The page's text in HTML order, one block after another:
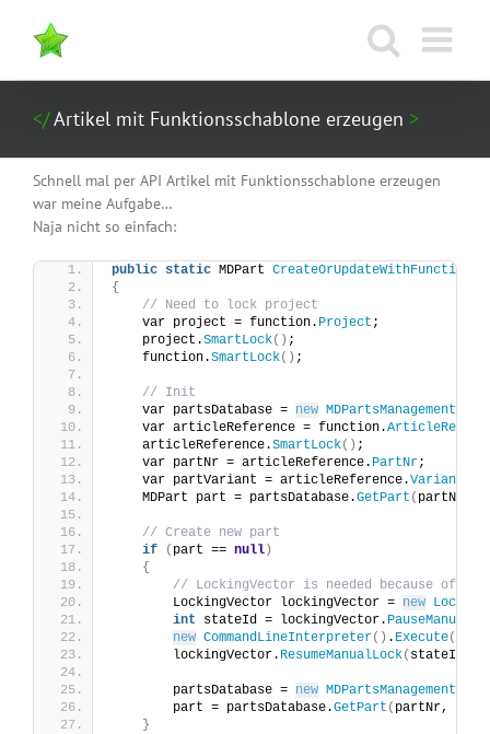
Inhalt
springen
Artikel mit Funktionsschablone erzeugen
Schnell mal per API Artikel mit Funktionsschablone erzeugen
war meine Aufgabe…
Naja nicht so einfach:
public static MDPart
{
// Need to lock project
    var project = function.
Project ;
    project.
SmartLock() ;
    function.
SmartLock() ;
// Init
    var partsDatabase =
new MDPartsManagement
    var articleReference = function.
    articleReference.
SmartLock() ;
    var partNr = articleReference.
PartNr;
    var partVariant = articleReference.
VariantNr
    MDPart part = partsDatabase.
GetPart ( partNr,
// Create new part
if
( part == null )
{
// LockingVector is needed because of
        LockingVector lockingVector =
new
int stateId = lockingVector.
new CommandLineInterpreter() . Execute(
        lockingVector.
ResumeManualLock( stateId
        partsDatabase =
new MDPartsManagement
        part = partsDatabase.
GetPart ( partNr,
}